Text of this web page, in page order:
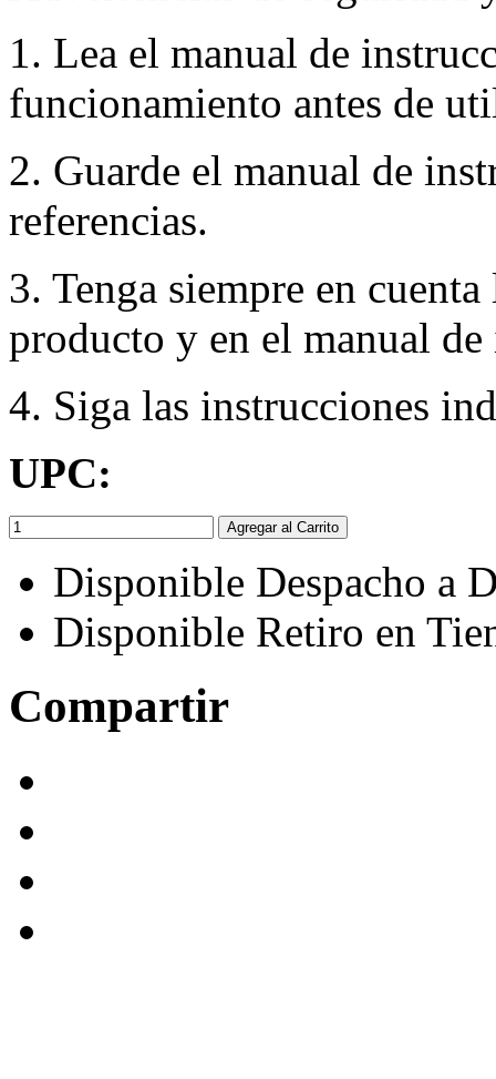
1. Lea el manual de
funcionamiento antes de
2. Guarde el manual de
referencias.
3. Tenga siempre en
producto y en el manual
4. Siga las instrucciones
UPC:
Agregar al Carrito
Disponible Despacho a
Disponible Retiro en
Compartir